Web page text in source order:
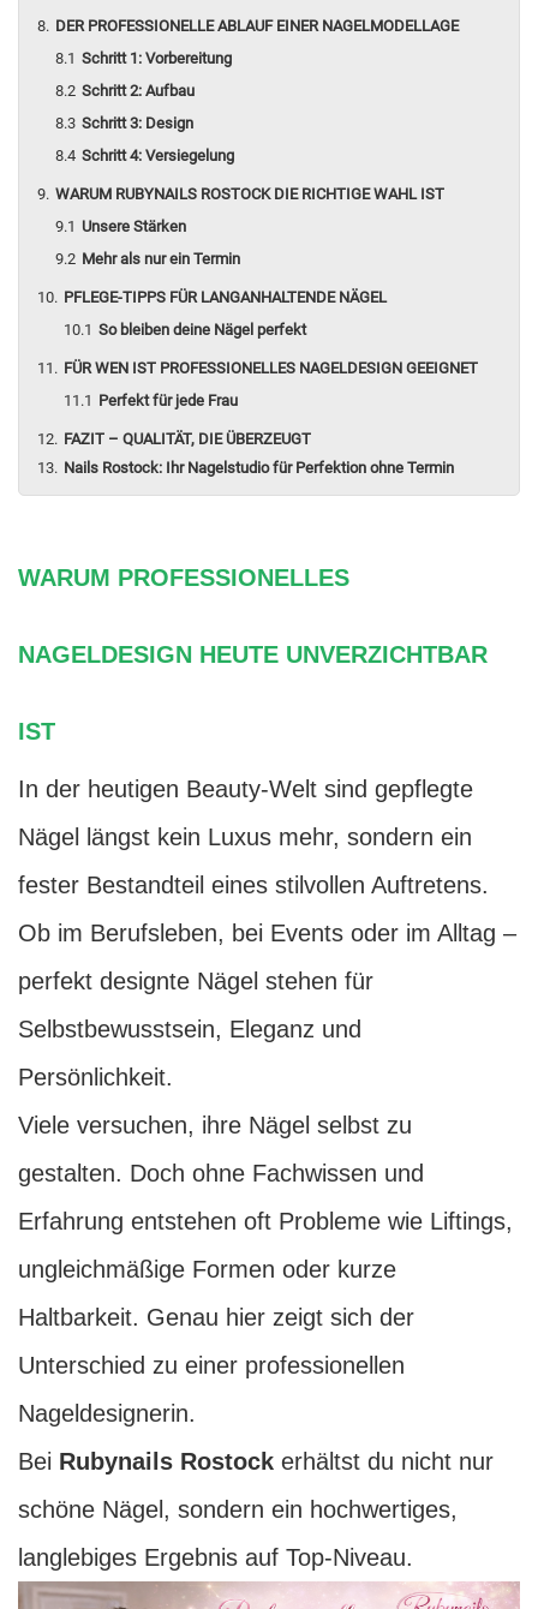
DER PROFESSIONELLE ABLAUF EINER NAGELMODELLAGE
Schritt 1: Vorbereitung
Schritt 2: Aufbau
Schritt 3: Design
Schritt 4: Versiegelung
WARUM RUBYNAILS ROSTOCK DIE RICHTIGE WAHL IST
Unsere Stärken
Mehr als nur ein Termin
PFLEGE-TIPPS FÜR LANGANHALTENDE NÄGEL
So bleiben deine Nägel perfekt
FÜR WEN IST PROFESSIONELLES NAGELDESIGN GEEIGNET
Perfekt für jede Frau
FAZIT – QUALITÄT, DIE ÜBERZEUGT
Nails Rostock: Ihr Nagelstudio für Perfektion ohne Termin
WARUM PROFESSIONELLES
NAGELDESIGN HEUTE UNVERZICHTBAR
IST
In der heutigen Beauty-Welt sind gepflegte
Nägel längst kein Luxus mehr, sondern ein
fester Bestandteil eines stilvollen Auftretens.
Ob im Berufsleben, bei Events oder im Alltag –
perfekt designte Nägel stehen für
Selbstbewusstsein, Eleganz und
Persönlichkeit.
Viele versuchen, ihre Nägel selbst zu
gestalten. Doch ohne Fachwissen und
Erfahrung entstehen oft Probleme wie Liftings,
ungleichmäßige Formen oder kurze
Haltbarkeit. Genau hier zeigt sich der
Unterschied zu einer professionellen
Nageldesignerin.
Bei Rubynails Rostock erhältst du nicht nur
schöne Nägel, sondern ein hochwertiges,
langlebiges Ergebnis auf Top-Niveau.